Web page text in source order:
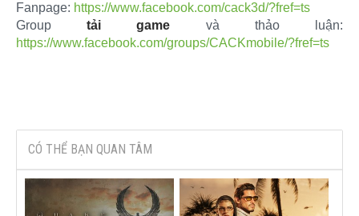
Fanpage: https://www.facebook.com/cack3d/?fref=ts
Grouptải game và thảo luận:
https://www.facebook.com/groups/CACKmobile/?fref=ts
CÓ THỂ BẠN QUAN TÂM